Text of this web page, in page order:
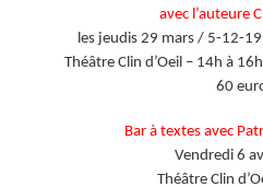
avec l’auteure
les jeudis 29 mars / 5-12-
Théâtre Clin d’Oeil – 14h à
60
Bar à textes avec
Vendredi 6
Théâtre Clin